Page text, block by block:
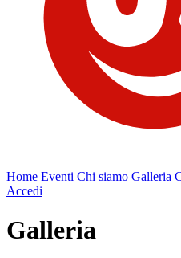
Home Eventi Chi siamo Galleria
Accedi
Galleria